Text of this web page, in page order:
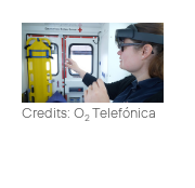
Credits: O2Telefónica